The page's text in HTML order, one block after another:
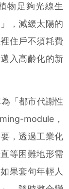
物足夠光線生
，減緩太陽的
住戶不須耗費
入高齡化的新
「都市代謝性
module，
，透過工業化
等困難地形需
果套句年輕人